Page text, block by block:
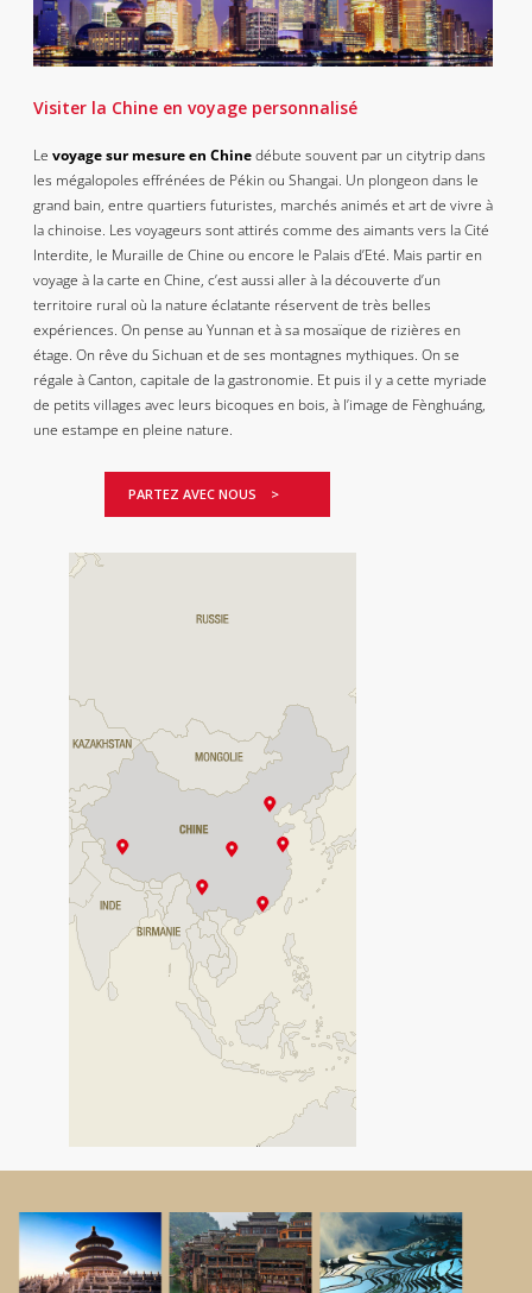
Visiter la Chine en voyage personnalisé
Levoyage sur mesure en Chinedébute souvent par un citytrip dans
les mégalopoles effrénées de Pékin ou Shangai. Un plongeon dans le
grand bain, entre quartiers futuristes, marchés animés et art de vivre à
la chinoise. Les voyageurs sont attirés comme des aimants vers la Cité
Interdite, le Muraille de Chine ou encore le Palais d’Eté. Mais partir en
voyage à la carte en Chine, c’est aussi aller à la découverte d’un
territoire rural où la nature éclatante réservent de très belles
expériences. On pense au Yunnan et à sa mosaïque de rizières en
étage. On rêve du Sichuan et de ses montagnes mythiques. On se
régale à Canton, capitale de la gastronomie. Et puis il y a cette myriade
de petits villages avec leurs bicoques en bois, à l’image de Fènghuáng,
une estampe en pleine nature.
PARTEZ AVEC NOUS >